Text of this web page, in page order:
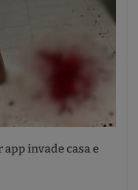
invade casa e